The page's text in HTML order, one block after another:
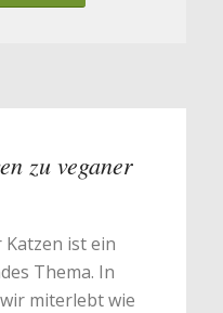
zu veganer
ist ein
Thema. In
miterlebt wie